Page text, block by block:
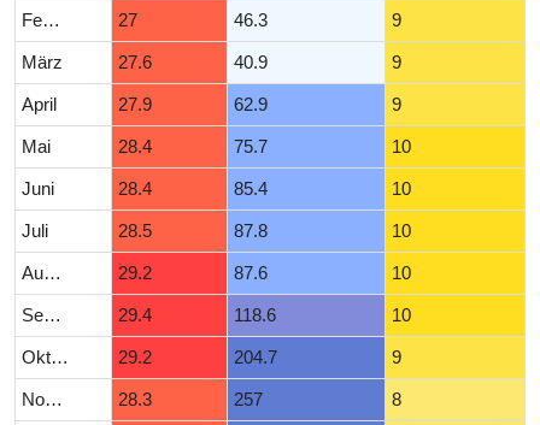
Februar 27 46.3 9
März 27.6 40.9 9
April 27.9 62.9 9
Mai 28.4 75.7 10
Juni 28.4 85.4 10
Juli 28.5 87.8 10
August 29.2 87.6 10
September 29.4 118.6 10
Oktober 29.2 204.7 9
November 28.3 257 8